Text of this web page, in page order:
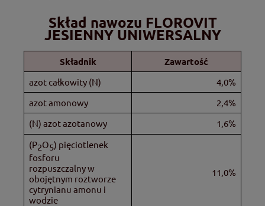
Skład nawozu FLOROVIT
JESIENNY UNIWERSALNY
Składnik Zawartość
azot całkowity (N)
4,0%
azot amonowy
2,4%
(N) azot azotanowy
1,6%
(P2O5) pięciotlenek
fosforu
rozpuszczalny w
obojętnym roztworze
cytrynianu amonu i
wodzie
11,0%